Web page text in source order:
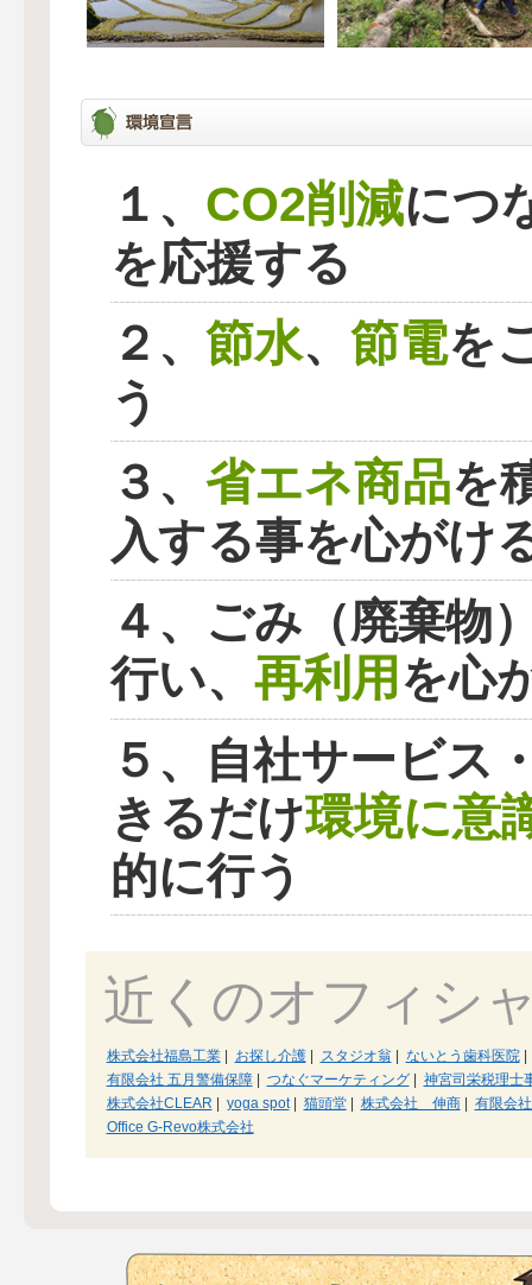
１、 CO2削減につ
を応援する
２、 節水、 節電を
う
３、 省エネ商品を
入する事を心がけ
４、ごみ（廃棄物
行い、 再利用を心
５、自社サービス
きるだけ環境に意
的に行う
近くのオフィシ
株式会社福島工業| お探し介護| スタジオ翁 ないとう歯科医院|
有限会社 五月警備保障| つなぐマーケティング|
神宮司栄税理士
株式会社CLEAR
yoga spot| 猫頭堂| 株式会社 伸商|
有限会
Office G-Revo株式会社